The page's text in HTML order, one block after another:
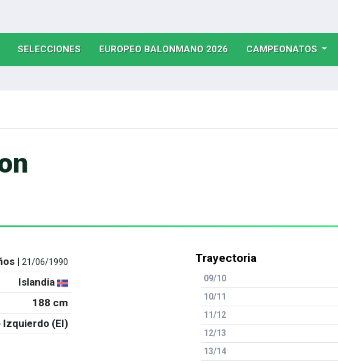
SELECCIONES(CURRENT)
EUROPEO BALONMANO 2026(CURRENT)
CAMPEONATOS
|21/06/1990
Islandia
188 cm
Izquierdo (EI)
Trayectoria
09/10
10/11
11/12
12/13
13/14